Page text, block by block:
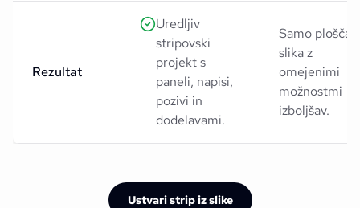
Rezultat
Uredljiv
stripovski
projekt s
paneli, napisi,
pozivi in
dodelavami.
Samo
slika z
omejenimi
možnostmi
izboljšav.
Ustvari strip iz slike